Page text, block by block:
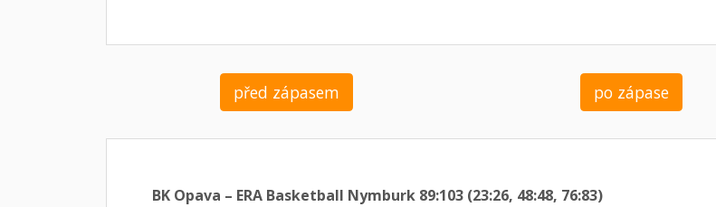
před zápasem po zápase
BK Opava – ERA Basketball Nymburk 89:103 (23:26, 48:48, 76:83)